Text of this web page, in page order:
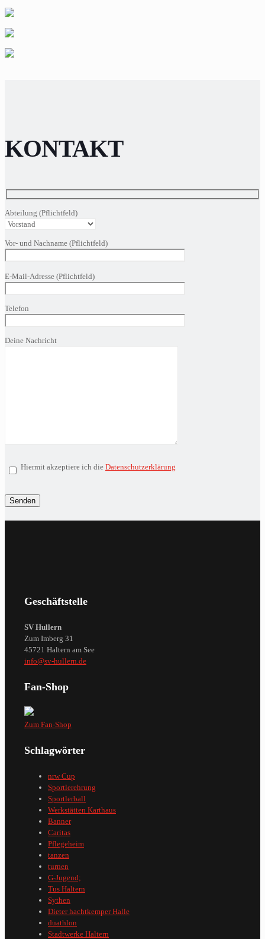
KONTAKT
Abteilung (Pflichtfeld)
Vor- und Nachname (Pflichtfeld)
lasse
leer.
E-Mail-Adresse (Pflichtfeld)
Telefon
Deine Nachricht
Hiermit akzeptiere ich die Datenschutzerklärung
Geschäftstelle
SV Hullern
Zum Imberg 31
45721 Haltern am See
info@sv-hullern.de
Fan-Shop
Zum Fan-Shop
Schlagwörter
nrw Cup
Sportlerehrung
Sportlerball
Werkstätten Karthaus
Banner
Caritas
Pflegeheim
tanzen
turnen
G-Jugend;
Tus Haltern
Sythen
Dieter hachtkemper Halle
duathlon
Stadtwerke Haltern